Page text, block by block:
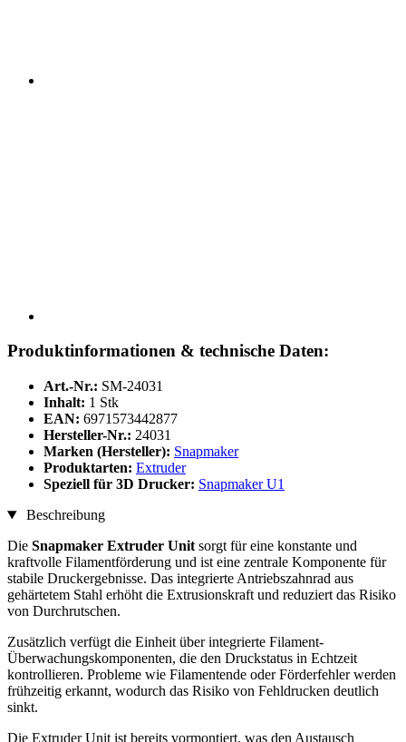
Produktinformationen & technische Daten:
Art.-Nr.: SM-24031
Inhalt: 1 Stk
EAN: 6971573442877
Hersteller-Nr.: 24031
Marken (Hersteller): Snapmaker
Produktarten: Extruder
Speziell für 3D Drucker: Snapmaker U1
Beschreibung
Die Snapmaker Extruder Unit sorgt für eine konstante und
kraftvolle Filamentförderung und ist eine zentrale Komponente für
stabile Druckergebnisse. Das integrierte Antriebszahnrad aus
gehärtetem Stahl erhöht die Extrusionskraft und reduziert das Risiko
von Durchrutschen.
Zusätzlich verfügt die Einheit über integrierte Filament-
Überwachungskomponenten, die den Druckstatus in Echtzeit
kontrollieren. Probleme wie Filamentende oder Förderfehler werden
frühzeitig erkannt, wodurch das Risiko von Fehldrucken deutlich
sinkt.
Die Extruder Unit ist bereits vormontiert, was den Austausch